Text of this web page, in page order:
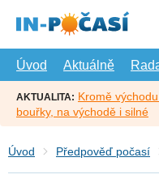
hlavní
Úvod
Aktuálně
AKTUALITA: Kromě
bouřky, na východě i silné
Úvod Předpověď počasí